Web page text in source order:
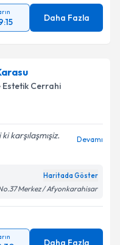
Daha Fazla
Cerrahi
karşılaşmışiz.
Devamı
Haritada Göster
Merkez / Afyonkarahisar
Daha Fazla